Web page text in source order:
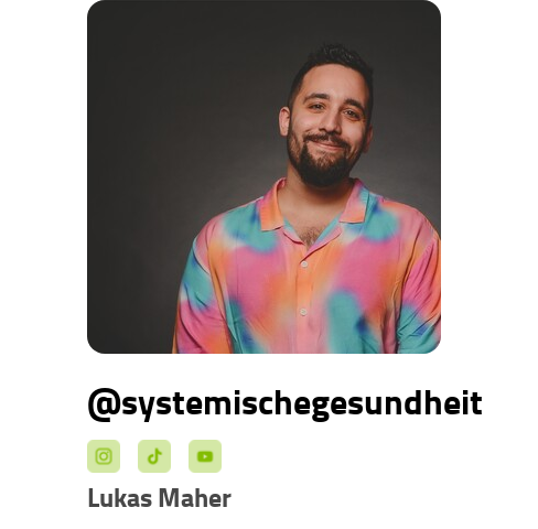
@systemischegesundheit
Lukas Maher